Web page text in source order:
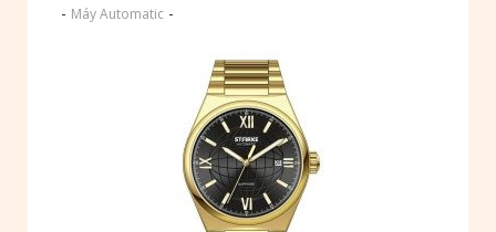
- Máy Automatic -